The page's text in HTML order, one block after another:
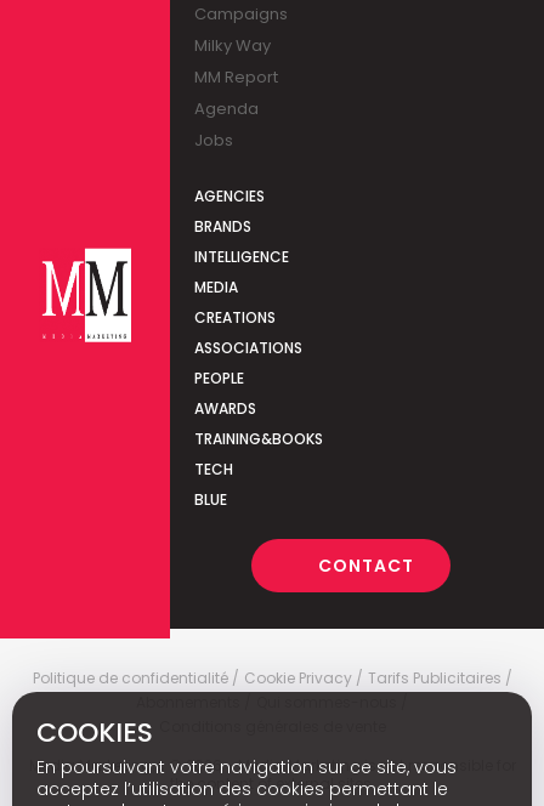
Campaigns
Milky Way
MM Report
Agenda
Jobs
AGENCIES
BRANDS
INTELLIGENCE
MEDIA
CREATIONS
ASSOCIATIONS
PEOPLE
AWARDS
TRAINING&BOOKS
TECH
BLUE
CONTACT
Politique de confidentialité Cookie Privacy
Tarifs Publicitaires
Media Marketingc © 2026 - Media Marketing is not responsible for
the content of external sites.
COOKIES
En poursuivant votre navigation sur ce site, vous
acceptez l’utilisation des cookies permettant le